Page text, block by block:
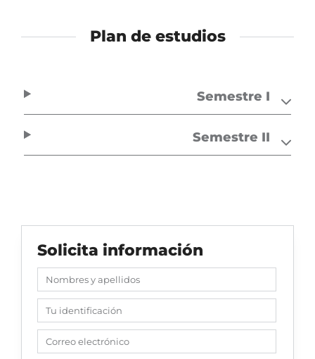
Plan de estudios
Semestre I
Semestre II
Solicita información
Nombres y apellidos
Tu identificación
Correo electrónico